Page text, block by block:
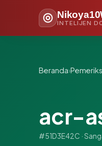
INTELIJEN
Beranda›
acr-
#51D3E42C ·